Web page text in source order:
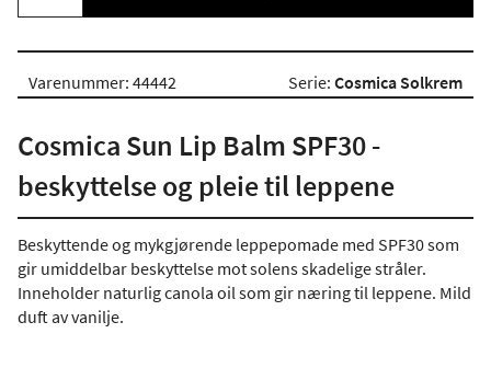
Varenummer: 44442 Serie: Cosmica Solkrem
Cosmica Sun Lip Balm SPF30 -
beskyttelse og pleie til leppene
Beskyttende og mykgjørende leppepomade med SPF30 som
gir umiddelbar beskyttelse mot solens skadelige stråler.
Inneholder naturlig canola oil som gir næring til leppene. Mild
duft av vanilje.